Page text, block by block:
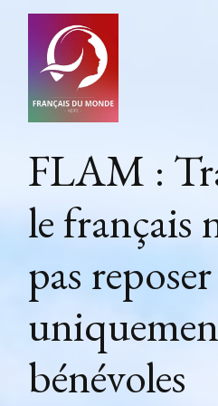
FLAM :
le français
pas reposer
bénévoles